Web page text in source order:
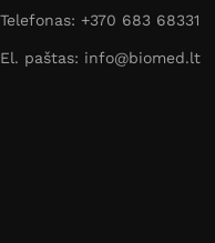
Telefonas: +370 683 68331
El. paštas: info@biomed.lt